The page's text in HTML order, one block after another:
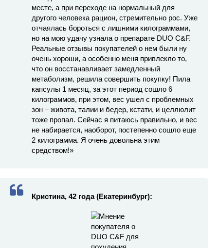
месте, а при переходе на нормальный для
другого человека рацион, стремительно рос. Уже
отчаялась бороться с лишними килограммами,
но на мою удачу узнала о препарате DUO C&F.
Реальные отзывы покупателей о нем были ну
очень хороши, а особенно меня привлекло то,
что он восстанавливает замедленный
метаболизм, решила совершить покупку! Пила
капсулы 1 месяц, за этот период сошло 6
килограммов, при этом, вес ушел с проблемных
зон – живота, талии и бедер, кстати, и целлюлит
тоже пропал. Сейчас я питаюсь правильно, и вес
не набирается, наоборот, постепенно сошло еще
2 килограмма. Я очень довольна этим
средством!»
Кристина, 42 года (Екатеринбург):